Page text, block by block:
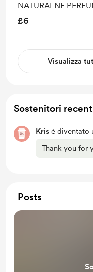
NATURALNE
DIY
£6
Visualizza
Sostenitori
Kris è diventato
Thank you for
Posts